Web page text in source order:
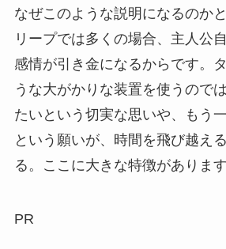
なぜこのような説明になるのか
リープでは多くの場合、主人公
感情が引き金になるからです。
うな大がかりな装置を使うので
たいという切実な思いや、もう
という願いが、時間を飛び越え
る。ここに大きな特徴があります
PR